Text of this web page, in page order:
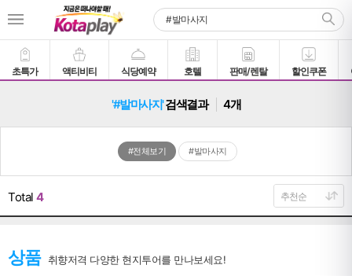
초특가 액티비티 식당예약 호텔 판매/렌탈 할인쿠폰
'#발마사지'검색결과 4개
#전체보기 #발마사지
Total 4
상품 취향저격 다양한 현지투어를 만나보세요!